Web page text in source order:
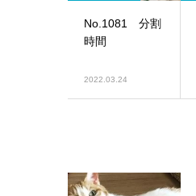
No.1081 分割
時間
2022.03.24